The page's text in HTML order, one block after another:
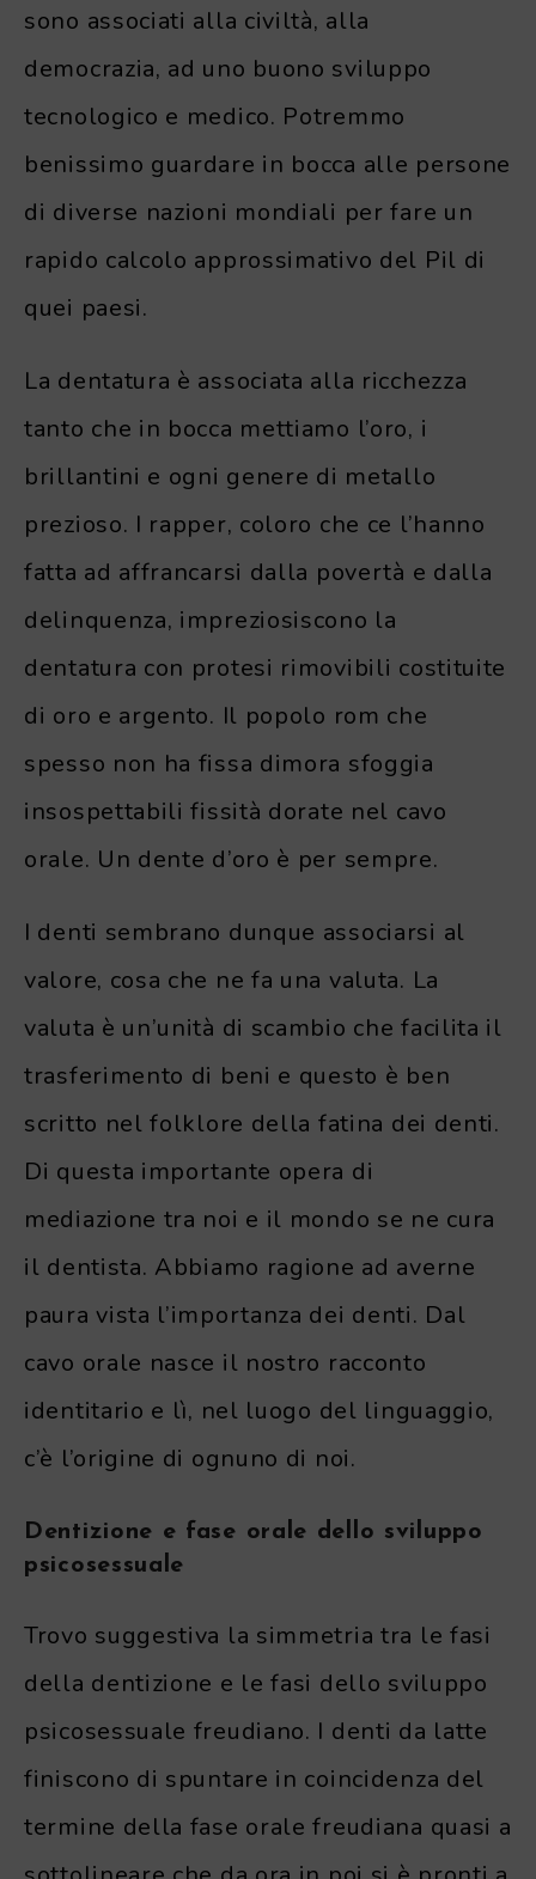
sono associati alla civiltà, alla
democrazia, ad uno buono sviluppo
tecnologico e medico. Potremmo
benissimo guardare in bocca alle persone
di diverse nazioni mondiali per fare un
rapido calcolo approssimativo del Pil di
quei paesi.
La dentatura è associata alla ricchezza
tanto che in bocca mettiamo l’oro, i
brillantini e ogni genere di metallo
prezioso. I rapper, coloro che ce l’hanno
fatta ad affrancarsi dalla povertà e dalla
delinquenza, impreziosiscono la
dentatura con protesi rimovibili costituite
di oro e argento. Il popolo rom che
spesso non ha fissa dimora sfoggia
insospettabili fissità dorate nel cavo
orale. Un dente d’oro è per sempre.
I denti sembrano dunque associarsi al
valore, cosa che ne fa una valuta. La
valuta è un’unità di scambio che facilita il
trasferimento di beni e questo è ben
scritto nel folklore della fatina dei denti.
Di questa importante opera di
mediazione tra noi e il mondo se ne cura
il dentista. Abbiamo ragione ad averne
paura vista l’importanza dei denti. Dal
cavo orale nasce il nostro racconto
identitario e lì, nel luogo del linguaggio,
c’è l’origine di ognuno di noi.
Dentizione e fase orale dello sviluppo
psicosessuale
Trovo suggestiva la simmetria tra le fasi
della dentizione e le fasi dello sviluppo
psicosessuale freudiano. I denti da latte
finiscono di spuntare in coincidenza del
termine della fase orale freudiana quasi a